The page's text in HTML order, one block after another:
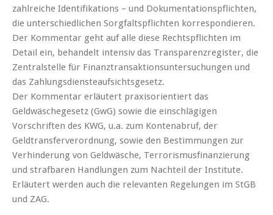
zahlreiche Identifikations – und Dokumentationspflichten,
die unterschiedlichen Sorgfaltspflichten korrespondieren.
Der Kommentar geht auf alle diese Rechtspflichten im
Detail ein, behandelt intensiv das Transparenzregister, die
Zentralstelle für Finanztransaktionsuntersuchungen und
das Zahlungsdiensteaufsichtsgesetz.
Der Kommentar erläutert praxisorientiert das
Geldwäschegesetz (GwG) sowie die einschlägigen
Vorschriften des KWG, u.a. zum Kontenabruf, der
Geldtransferverordnung, sowie den Bestimmungen zur
Verhinderung von Geldwäsche, Terrorismusfinanzierung
und strafbaren Handlungen zum Nachteil der Institute.
Erläutert werden auch die relevanten Regelungen im StGB
und ZAG.